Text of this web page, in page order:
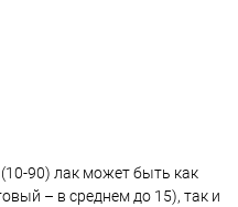
90) лак может быть как
– в среднем до 15), так и